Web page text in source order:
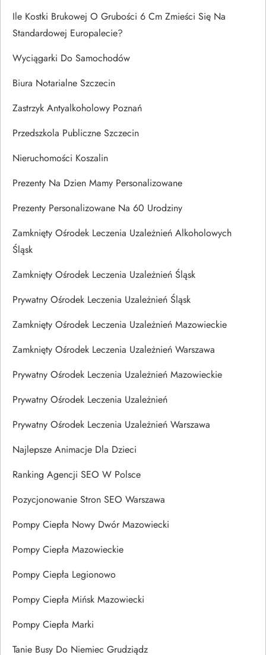
Ile Kostki Brukowej O Grubości 6 Cm Zmieści Się Na
Standardowej Europalecie?
Wyciągarki Do Samochodów
Biura Notarialne Szczecin
Zastrzyk Antyalkoholowy Poznań
Przedszkola Publiczne Szczecin
Nieruchomości Koszalin
Prezenty Na Dzien Mamy Personalizowane
Prezenty Personalizowane Na 60 Urodziny
Zamknięty Ośrodek Leczenia Uzależnień Alkoholowych
Śląsk
Zamknięty Ośrodek Leczenia Uzależnień Śląsk
Prywatny Ośrodek Leczenia Uzależnień Śląsk
Zamknięty Ośrodek Leczenia Uzależnień Mazowieckie
Zamknięty Ośrodek Leczenia Uzależnień Warszawa
Prywatny Ośrodek Leczenia Uzależnień Mazowieckie
Prywatny Ośrodek Leczenia Uzależnień
Prywatny Ośrodek Leczenia Uzależnień Warszawa
Najlepsze Animacje Dla Dzieci
Ranking Agencji SEO W Polsce
Pozycjonowanie Stron SEO Warszawa
Pompy Ciepła Nowy Dwór Mazowiecki
Pompy Ciepła Mazowieckie
Pompy Ciepła Legionowo
Pompy Ciepła Mińsk Mazowiecki
Pompy Ciepła Marki
Tanie Busy Do Niemiec Grudziądz